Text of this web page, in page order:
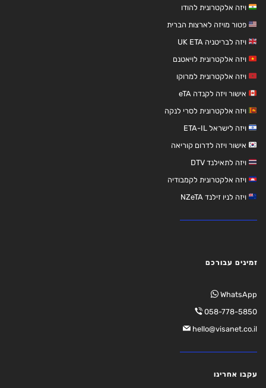
ויזה אלקטרונית להודו
פטור מויזה לארצות הברית
ויזה לבריטניה UK ETA
ויזה אלקטרונית לויאטנם
ויזה אלקטרונית למרוקו
אישור ויזה לקנדה eTA
ויזה אלקטרונית לסרי לנקה
ויזה לישראל ETA-IL
אישור ויזה לדרום קוריאה
ויזה לתאילנד DTV
ויזה אלקטרונית לקמבודיה
ויזה לניו זילנד NZeTA
זמינים עבורכם
WhatsApp
058-778-5850
hello@visanet.co.il
עקבו אחרינו